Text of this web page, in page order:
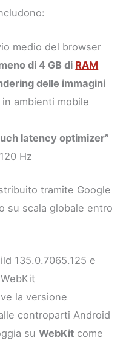
medio del browser
di 4 GB di RAM
delle immagini
ambienti mobile
latency optimizer”
Hz
tramite Google
su scala globale entro
135.0.7065.125 e
la versione
controparti Android
suWebKit come